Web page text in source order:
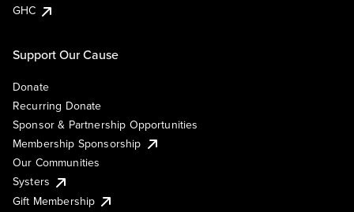
GHC
Support Our Cause
Donate
Recurring Donate
Sponsor & Partnership Opportunities
Membership Sponsorship
Our Communities
Systers
Gift Membership